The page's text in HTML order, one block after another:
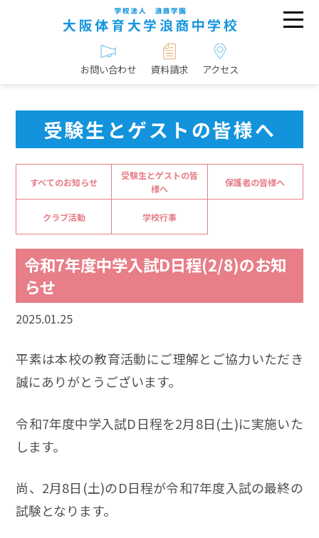
お問い合わせ 資料請求 アクセス
受験生とゲストの皆様へ
すべてのお知らせ
受験生とゲストの皆
様へ
保護者の皆様へ
クラブ活動 学校行事
令和7年度中学入試D日程(2/8)のお知
らせ
2025.01.25
平素は本校の教育活動にご理解とご協力いただき
誠にありがとうございます。
令和7年度中学入試D日程を2月8日(土)に実施いた
します。
尚、2月8日(土)のD日程が令和7年度入試の最終の
試験となります。